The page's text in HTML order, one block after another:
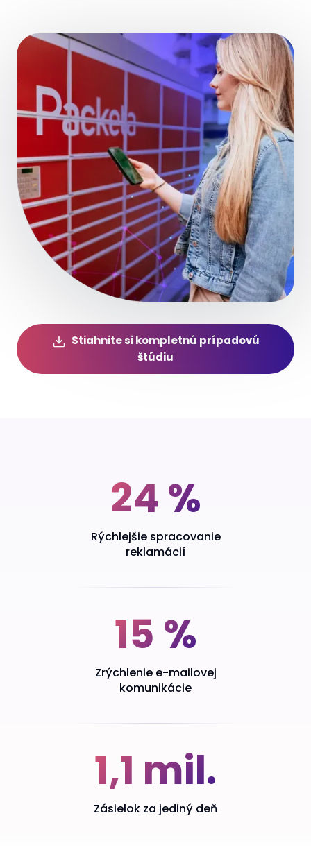
Stiahnite si kompletnú prípadovú
štúdiu
24 %
Rýchlejšie spracovanie
reklamácií
15 %
Zrýchlenie e-mailovej
komunikácie
1,1 mil.
Zásielok za jediný deň